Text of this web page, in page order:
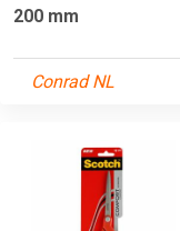
200 mm
Conrad NL